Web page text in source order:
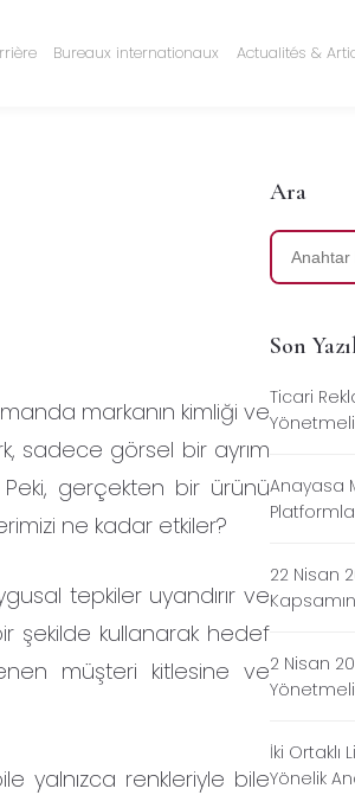
Bureaux internationaux Actualités &
markanın kimliği ve
sadece görsel bir ayrım
Peki, gerçekten bir ürünü
ne kadar etkiler?
tepkiler uyandırır ve
şekilde kullanarak hedef
müşteri kitlesine ve
yalnızca renkleriyle bile
Ara
Son
Ticari
Anayasa
22 Nisan
2 Nisan
İki
Yönelik